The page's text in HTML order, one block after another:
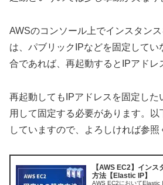
AWSのコンソール上でインスタン
は、パブリックIPなどを固定してい
合であれば、再起動するとIPアドレ
再起動してもIPアドレスを固定した
用して固定する必要があります。
していますので、よろしければ参照
【AWS EC2】イン
方法【Elastic IP】
AWS EC2においてElastic